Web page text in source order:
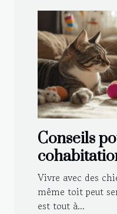
Conseils
entre
Vivre avec des
même toit peut
est tout à...